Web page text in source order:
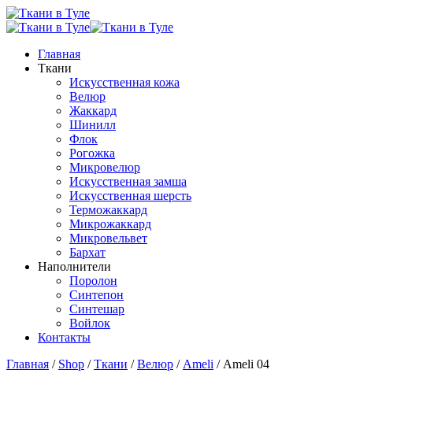
Главная
Ткани
Искусственная кожа
Велюр
Жаккард
Шинилл
Флок
Рогожка
Микровелюр
Искусственная замша
Искусственная шерсть
Терможаккард
Микрожаккард
Микровельвет
Бархат
Наполнители
Поролон
Синтепон
Синтешар
Войлок
Контакты
Главная / Shop /Ткани /Велюр / Ameli / Ameli 04